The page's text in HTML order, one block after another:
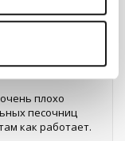
плохо
песочниц
как работает.